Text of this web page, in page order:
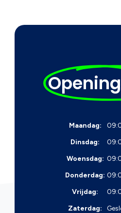
Maandag:
Dinsdag:
Woensdag:
Donderdag:
Vrijdag:
Zaterdag: